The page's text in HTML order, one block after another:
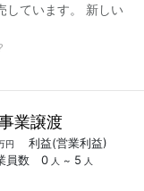
しています。 新しい
業譲渡
円 利益(営業利益)
員数 0 人 ~ 5 人